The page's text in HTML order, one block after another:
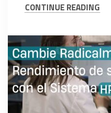
CONTINUE READING